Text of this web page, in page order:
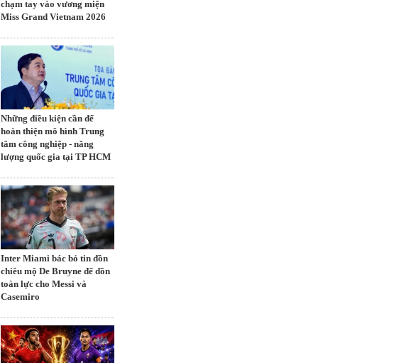
chạm tay vào vương miện
Miss Grand Vietnam 2026
Những điều kiện cần để
hoàn thiện mô hình Trung
tâm công nghiệp - năng
lượng quốc gia tại TP HCM
Inter Miami bác bỏ tin đồn
chiêu mộ De Bruyne để dồn
toàn lực cho Messi và
Casemiro